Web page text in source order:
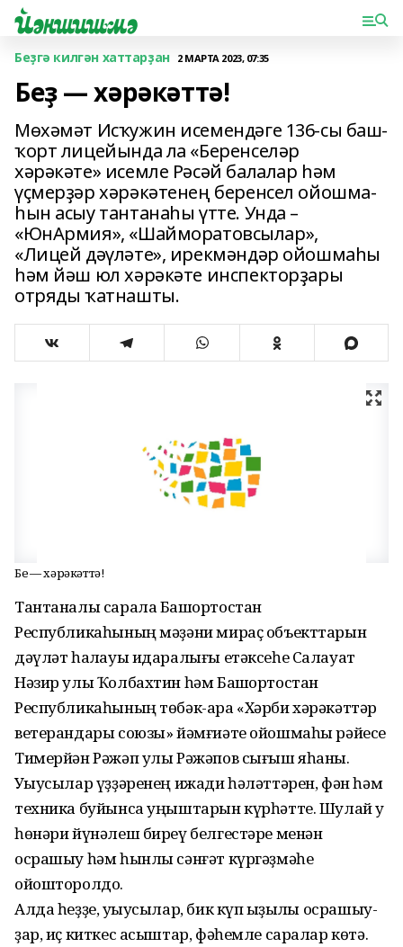
Беҙгә килгән хаттарҙан 2 МАРТА 2023, 07:35
Беҙ — хәрәкәттә!
Мөхәмәт Исҡужин исемендәге 136-сы баш­
ҡорт лицейында ла «Беренселәр
хәрәкәте» исемле Рәсәй балалар һәм
үҫмерҙәр хәрәкәтенең беренсел ойошма­
һын асыу тантанаһы үтте. Унда –
«ЮнАрмия», «Шайморатовсылар»,
«Лицей дәүлә­те», ирекмәндәр ойошмаһы
һәм йәш юл хәрәкәте инспекторҙары
отряды ҡатнашты.
Беҙ — хәрәкәттә!
Тантаналы сарала Башҡортостан
Республикаһының мәҙәни мираҫ объекттарын
дәүләт һаҡлауы идаралығы етәксеһе Салауат
Нәзир улы Ҡолбахтин һәм Башҡорт­остан
Республикаһының төбәк-ара «Хәрби хәрәкәттәр
ветерандары союзы» йәмғиәте ойошмаһы рәйесе
Тимерйән Рәжәп улы Рәжәпов сығыш яһаны.
Уҡыусылар үҙҙәренең ижади һәләттәрен, фән һәм
техника буйынса уңыштарын күрһәтте. Шулай уҡ
һөнәри йүнәлеш биреү белгестәре менән
осрашыу һәм һынлы сәнғәт күргәҙмәһе
ойошторолдо.
Алда һеҙҙе, уҡыусылар, бик күп ҡыҙыҡлы осрашыу­
ҙар, иҫ киткес асыштар, фә­һемле саралар көтә.